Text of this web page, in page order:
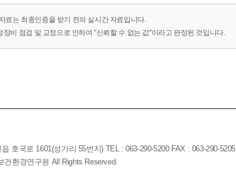
료는 최종인증을 받기 전의 실시간 자료입니다.
장비 점검 및 교정으로 인하여 "신뢰할 수 없는 값"이라고 판정된 것입니다.
호국로 1601(성가리 55번지) TEL : 063-290-5200 FAX : 063-290-5205
건환경연구원 All Rights Reserved.